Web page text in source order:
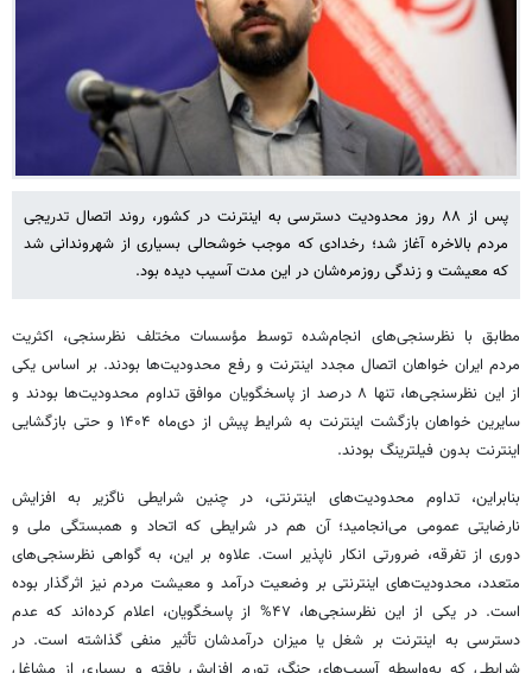
پس از ۸۸ روز محدودیت دسترسی به اینترنت در کشور، روند اتصال تدریجی
مردم بالاخره آغاز شد؛ رخدادی که موجب خوشحالی بسیاری از شهروندانی شد
که معیشت و زندگی روزمره‌شان در این مدت آسیب دیده بود.
مطابق با نظرسنجی‌های انجام‌شده توسط مؤسسات مختلف نظرسنجی، اکثریت
مردم ایران خواهان اتصال مجدد اینترنت و رفع محدودیت‌ها بودند. بر اساس یکی
از این نظرسنجی‌ها، تنها ۸ درصد از پاسخگویان موافق تداوم محدودیت‌ها بودند و
سایرین خواهان بازگشت اینترنت به شرایط پیش از دی‌ماه ۱۴۰۴ و حتی بازگشایی
اینترنت بدون فیلترینگ بودند.
بنابراین، تداوم محدودیت‌های اینترنتی، در چنین شرایطی ناگزیر به افزایش
نارضایتی عمومی می‌انجامید؛ آن هم در شرایطی که اتحاد و همبستگی ملی و
دوری از تفرقه، ضرورتی انکار ناپذیر است. علاوه بر این، به گواهی نظرسنجی‌های
متعدد، محدودیت‌های اینترنتی بر وضعیت درآمد و معیشت مردم نیز اثرگذار بوده
است. در یکی از این نظرسنجی‌ها، ۴۷% از پاسخگویان، اعلام کرده‌اند که عدم
دسترسی به اینترنت بر شغل یا میزان درآمدشان تأثیر منفی گذاشته است. در